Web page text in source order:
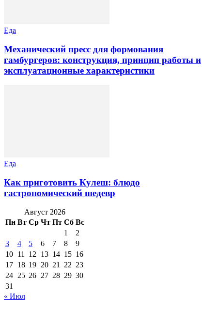
Еда
Механический пресс для формования
гамбургеров: конструкция, принцип работы и
эксплуатационные характеристики
Еда
Как приготовить Кулеш: блюдо
гастрономический шедевр
Август 2026
Пн Вт Ср Чт Пт Сб Вс
1
2
3
4 5 6 7 8
9
10 11 12 13 14 15 16
17 18 19 20 21 22 23
24 25 26 27 28 29 30
31
« Июл